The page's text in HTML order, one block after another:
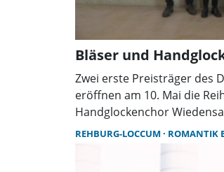
Bläser und
Zwei erste Preisträger des
eröffnen am 10. Mai die
Handglockenchor
laden zu einem
REHBURG-LOCCUM ROMANTIK